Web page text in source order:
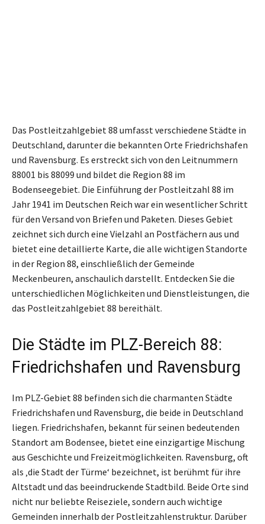
Das Postleitzahlgebiet 88 umfasst verschiedene Städte in
Deutschland, darunter die bekannten Orte Friedrichshafen
und Ravensburg. Es erstreckt sich von den Leitnummern
88001 bis 88099 und bildet die Region 88 im
Bodenseegebiet. Die Einführung der Postleitzahl 88 im
Jahr 1941 im Deutschen Reich war ein wesentlicher Schritt
für den Versand von Briefen und Paketen. Dieses Gebiet
zeichnet sich durch eine Vielzahl an Postfächern aus und
bietet eine detaillierte Karte, die alle wichtigen Standorte
in der Region 88, einschließlich der Gemeinde
Meckenbeuren, anschaulich darstellt. Entdecken Sie die
unterschiedlichen Möglichkeiten und Dienstleistungen, die
das Postleitzahlgebiet 88 bereithält.
Die Städte im PLZ-Bereich 88:
Friedrichshafen und Ravensburg
Im PLZ-Gebiet 88 befinden sich die charmanten Städte
Friedrichshafen und Ravensburg, die beide in Deutschland
liegen. Friedrichshafen, bekannt für seinen bedeutenden
Standort am Bodensee, bietet eine einzigartige Mischung
aus Geschichte und Freizeitmöglichkeiten. Ravensburg, oft
als ‚die Stadt der Türme‘ bezeichnet, ist berühmt für ihre
Altstadt und das beeindruckende Stadtbild. Beide Orte sind
nicht nur beliebte Reiseziele, sondern auch wichtige
Gemeinden innerhalb der Postleitzahlenstruktur. Darüber